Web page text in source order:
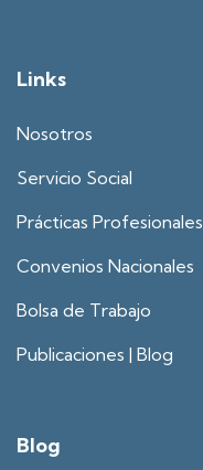
Links
Nosotros
Servicio Social
Prácticas Profesionales
Convenios Nacionales
Bolsa de Trabajo
Publicaciones | Blog
Blog